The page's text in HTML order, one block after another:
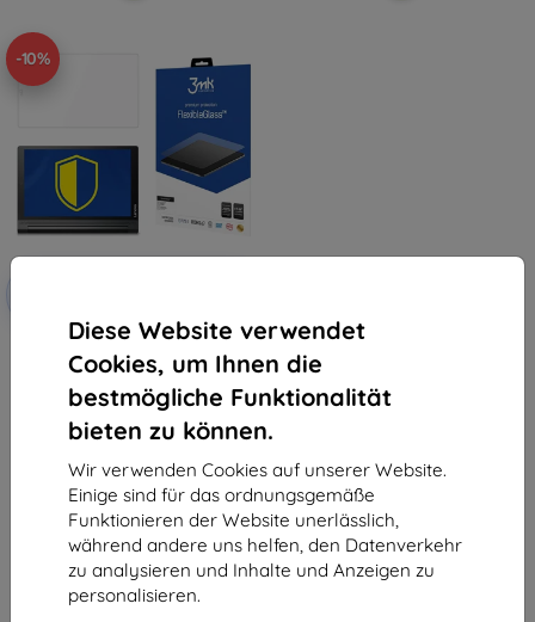
Diese Website verwendet
Cookies, um Ihnen die
bestmögliche Funktionalität
bieten zu können.
Wir verwenden Cookies auf unserer Website.
Einige sind für das ordnungsgemäße
Funktionieren der Website unerlässlich,
während andere uns helfen, den Datenverkehr
zu analysieren und Inhalte und Anzeigen zu
personalisieren.
-10%
3mk FlexibleGlass Hybrid-
Hartglas für Lenovo Yoga TAB 3
Plus
15,90 €
14,30 €
Auf Lager > 5 Stk.